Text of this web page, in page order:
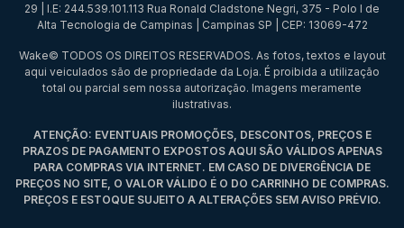
29 | I.E: 244.539.101.113 Rua Ronald Cladstone Negri, 375 - Polo I de
Alta Tecnologia de Campinas | Campinas SP | CEP: 13069-472
Wake© TODOS OS DIREITOS RESERVADOS. As fotos, textos e layout
aqui veiculados são de propriedade da Loja. É proibida a utilização
total ou parcial sem nossa autorização. Imagens meramente
ilustrativas.
ATENÇÃO: EVENTUAIS PROMOÇÕES, DESCONTOS, PREÇOS E
PRAZOS DE PAGAMENTO EXPOSTOS AQUI SÃO VÁLIDOS APENAS
PARA COMPRAS VIA INTERNET. EM CASO DE DIVERGÊNCIA DE
PREÇOS NO SITE, O VALOR VÁLIDO É O DO CARRINHO DE COMPRAS.
PREÇOS E ESTOQUE SUJEITO A ALTERAÇÕES SEM AVISO PRÉVIO.